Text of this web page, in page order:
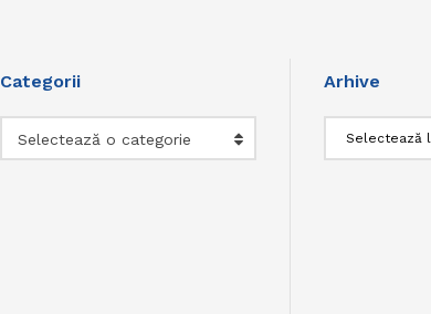
Categorii
Selectează o categorie
Arhive